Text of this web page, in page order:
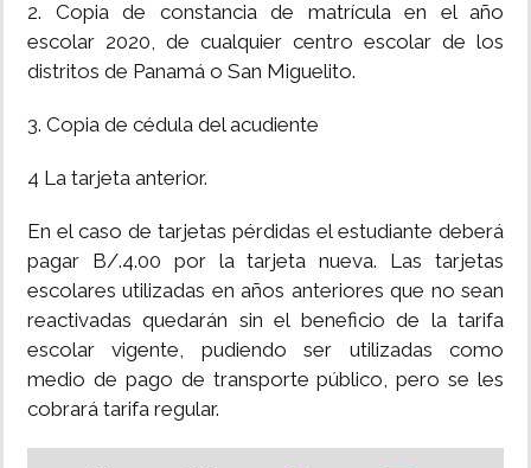
2. Copia de constancia de matrícula en el año
escolar 2020, de cualquier centro escolar de los
distritos de Panamá o San Miguelito.
3. Copia de cédula del acudiente
4 La tarjeta anterior.
En el caso de tarjetas pérdidas el estudiante deberá
pagar B/.4.00 por la tarjeta nueva. Las tarjetas
escolares utilizadas en años anteriores que no sean
reactivadas quedarán sin el beneficio de la tarifa
escolar vigente, pudiendo ser utilizadas como
medio de pago de transporte público, pero se les
cobrará tarifa regular.